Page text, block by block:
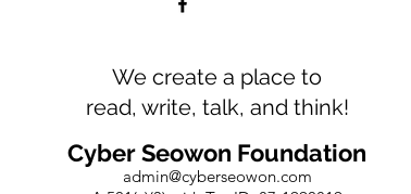
We create a place to
read, write, talk, and think!
Cyber Seowon Foundation
admin@cyberseowon.com